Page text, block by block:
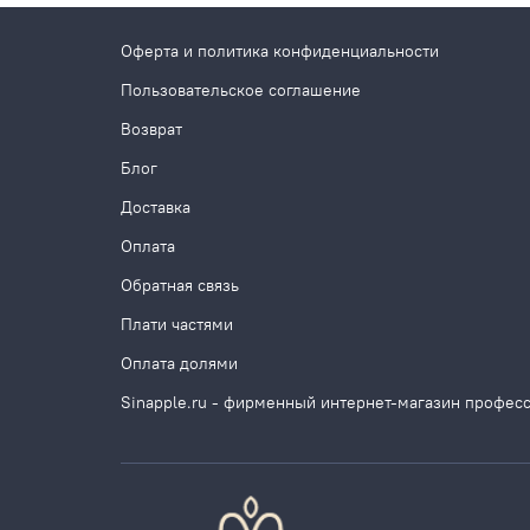
Оферта и политика конфиденциальности
Пользовательское соглашение
Возврат
Блог
Доставка
Оплата
Обратная связь
Плати частями
Оплата долями
Sinapple.ru - фирменный интернет-магазин